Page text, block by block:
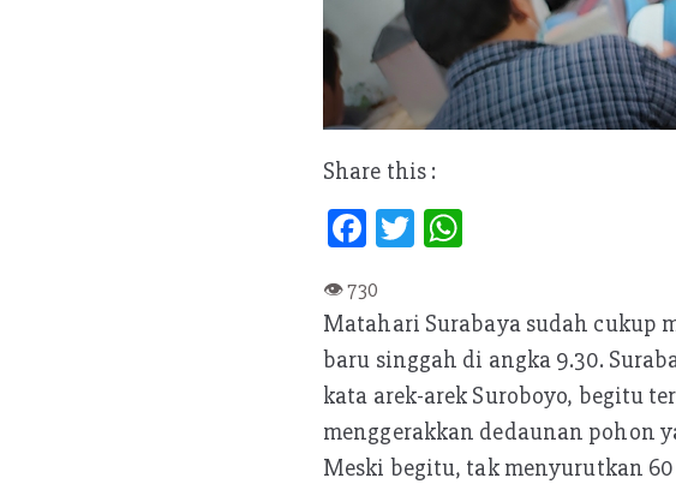
Share this :
Fa
b
oo
k
T
itt
er
at
s
A
p
p
Matahari Surabaya sudah cukup
baru singgah di angka 9.30.
kata arek-arek Suroboyo, begitu
menggerakkan dedaunan pohon
Meski begitu, tak menyurutkan